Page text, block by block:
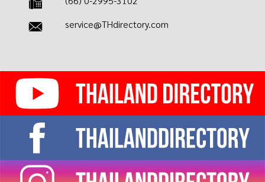
service@THdirectory.com